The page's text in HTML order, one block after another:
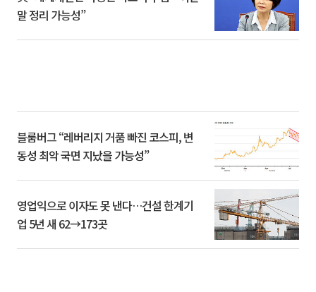
말 정리 가능성”
블룸버그 “레버리지 거품 빠진 코스피, 변
동성 최악 국면 지났을 가능성”
영업익으로 이자도 못 낸다…건설 한계기
업 5년 새 62→173곳